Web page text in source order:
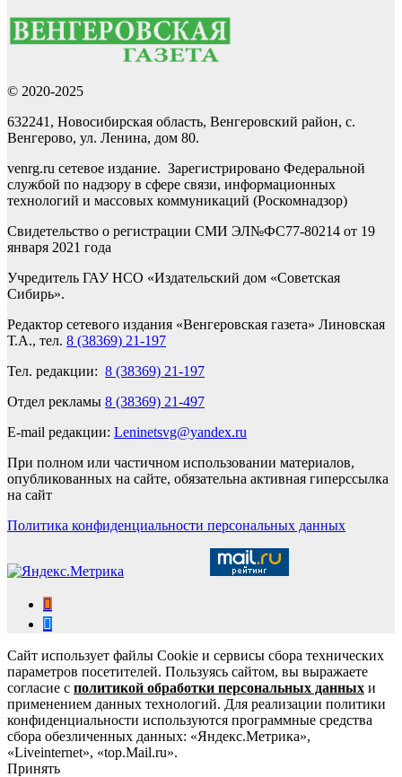
© 2020-2025
632241, Новосибирская область, Венгеровский район, с.
Венгерово, ул. Ленина, дом 80.
venrg.ru сетевое издание. Зарегистрировано Федеральной
службой по надзору в сфере связи, информационных
технологий и массовых коммуникаций (Роскомнадзор)
Свидетельство о регистрации СМИ ЭЛ№ФС77-80214 от 19
января 2021 года
Учредитель ГАУ НСО «Издательский дом «Советская
Сибирь».
Редактор сетевого издания «Венгеровская газета» Линовская
Т.А., тел. 8 (38369) 21-197
Тел. редакции: 8 (38369) 21-197
Отдел рекламы 8 (38369) 21-497
E-mail редакции: Leninetsvg@yandex.ru
При полном или частичном использовании материалов,
опубликованных на сайте, обязательна активная гиперссылка
на сайт
Политика конфиденциальности персональных данных
Сайт использует файлы Cookie и сервисы сбора технических
параметров посетителей. Пользуясь сайтом, вы выражаете
согласие с политикой обработки персональных данных и
применением данных технологий. Для реализации политики
конфиденциальности используются программные средства
сбора обезличенных данных: «Яндекс.Метрика»,
«Liveinternet», «top.Mail.ru».
Принять